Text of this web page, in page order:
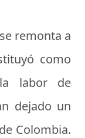
remonta a
como
labor de
dejado un
Colombia.